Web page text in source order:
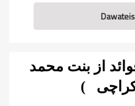
از بنت محمد
کراچی )